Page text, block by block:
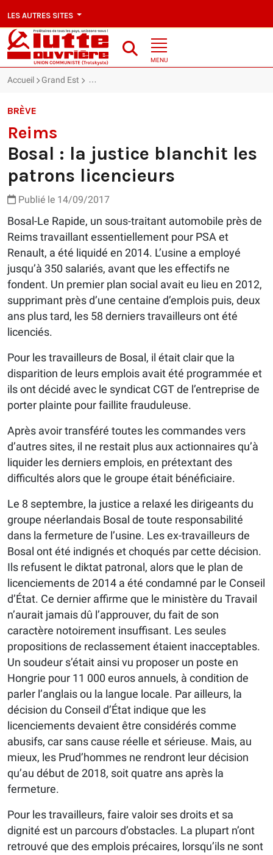
LES AUTRES SITES
MENU
Accueil Grand Est Reims : Bosal : la justice blanchit les patrons
BRÈVE
Reims
Bosal : la justice blanchit les
patrons licencieurs
Publié le 14/09/2017
Bosal-Le Rapide, un sous-traitant automobile près de
Reims travaillant essentiellement pour PSA et
Renault, a été liquidé en 2014. L’usine a employé
jusqu’à 350 salariés, avant que les effectifs ne
fondent. Un premier plan social avait eu lieu en 2012,
supprimant près d’une centaine d’emplois puis, deux
ans plus tard, les 58 derniers travailleurs ont été
licenciés.
Pour les travailleurs de Bosal, il était clair que la
disparition de leurs emplois avait été programmée et
ils ont décidé avec le syndicat CGT de l’entreprise de
porter plainte pour faillite frauduleuse.
Après avoir transféré toutes les commandes vers
d’autres sites, il ne restait plus aux actionnaires qu’à
liquider les derniers emplois, en prétextant des
difficultés alors que le groupe était bénéficiaire.
Le 8 septembre, la justice a relaxé les dirigeants du
groupe néerlandais Bosal de toute responsabilité
dans la fermeture de l’usine. Les ex-travailleurs de
Bosal ont été indignés et choqués par cette décision.
Ils refusent le diktat patronal, alors que le plan de
licenciements de 2014 a été condamné par le Conseil
d’État. Ce dernier affirme que le ministère du Travail
n’aurait jamais dû l’approuver, du fait de son
caractère notoirement insuffisant. Les seules
propositions de reclassement étaient inacceptables.
Un soudeur s’était ainsi vu proposer un poste en
Hongrie pour 11 000 euros annuels, à condition de
parler l’anglais ou la langue locale. Par ailleurs, la
décision du Conseil d’État indique que les
licenciements devaient être considérés comme
abusifs, car sans cause réelle et sérieuse. Mais, au
mieux, les Prud’hommes ne rendront leur décision
qu’au début de 2018, soit quatre ans après la
fermeture.
Pour les travailleurs, faire valoir ses droits et sa
dignité est un parcours d’obstacles. La plupart n’ont
retrouvé que des emplois précaires, lorsqu’ils ne sont